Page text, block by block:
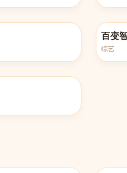
百变
综艺